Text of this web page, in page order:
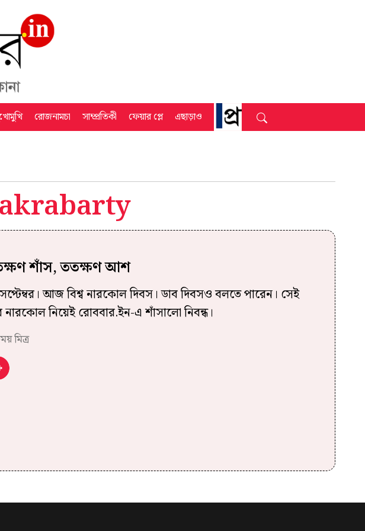
রোজনামচা সাম্প্রতিকী ফেয়ার প্লে এছাড়াও
শাঁস, ততক্ষণ আশ
আজ বিশ্ব নারকোল দিবস। ডাব দিবসও বলতে পারেন। সেই
নারকোল নিয়েই রোববার.ইন-এ শাঁসালো নিবন্ধ।
মিত্র